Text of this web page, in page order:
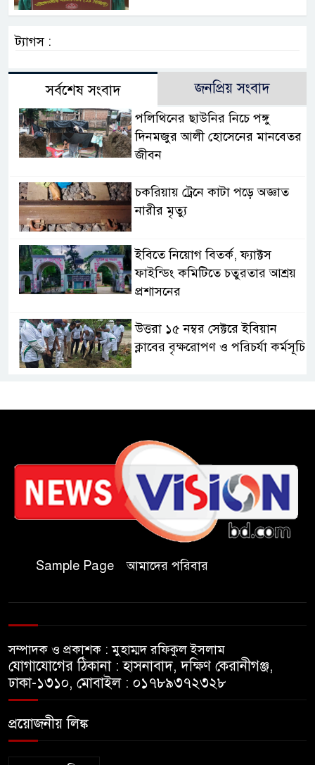
ট্যাগস :
সর্বশেষ সংবাদ জনপ্রিয় সংবাদ
পলিথিনের ছাউনির নিচে পঙ্গু
দিনমজুর আলী হোসেনের মানবেতর
জীবন
চকরিয়ায় ট্রেনে কাটা পড়ে অজ্ঞাত
নারীর মৃত্যু
ইবিতে নিয়োগ বিতর্ক, ফ্যাক্টস
ফাইন্ডিং কমিটিতে চতুরতার আশ্রয়
প্রশাসনের
উত্তরা ১৫ নম্বর সেক্টরে ইবিয়ান
ক্লাবের বৃক্ষরোপণ ও পরিচর্যা কর্মসূচি
জামায়াত
কাল মহেশখালী দিয়ে শুরু
প্রধানমন্ত্রীর চট্টগ্রাম সফর
হল দখল করে অছাত্র ও সন্ত্রাসীদের
অভয়ারণ্য করা যাবে না-শিবির
মেসির বাবা না ফেরার দেশে
Sample Page আমাদের পরিবার
সম্পাদক ও প্রকাশক : মুহাম্মদ রফিকুল ইসলাম
যোগাযোগের ঠিকানা : হাসনাবাদ, দক্ষিণ কেরানীগঞ্জ,
ঢাকা-১৩১০, মোবাইল : ০১৭৮৯৩৭২৩২৮
প্রয়োজনীয় লিঙ্ক